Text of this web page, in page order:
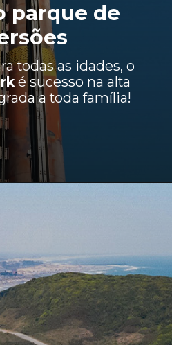
todas as idades, o
é sucesso na alta
a toda família!
parque de